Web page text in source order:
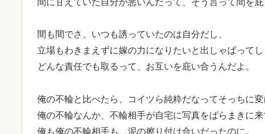
間に甘えていた自分が悪いんだって、そう言って間を庇
間も間でさ、いつも誘っていたのは自分だし、
立場もわきまえずに嫁の力になりたいと出しゃばってし
どんな責任でも取るって、お互いを庇い合うんだよ。
俺の不輪と比べたら、コイツら純粋だなってそっちに変
俺の不輪なんか、不輪相手が自宅に写真をばらまきに
俺も俺の不輪相手も、泥の擦り付け合いだったのに。